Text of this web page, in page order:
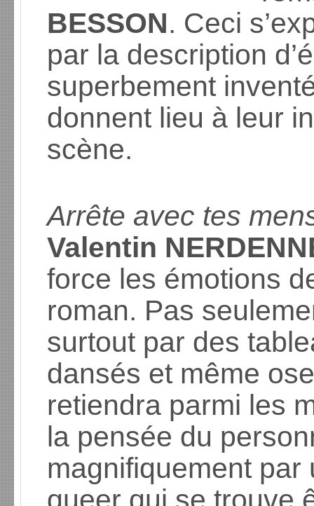
BESSON. Ceci
par la description
superbement
donnent lieu à leur
scène.
Arrête avec tes
Valentin
force les émotions
roman. Pas
surtout par des
dansés et même
retiendra parmi les
la pensée du
magnifiquement